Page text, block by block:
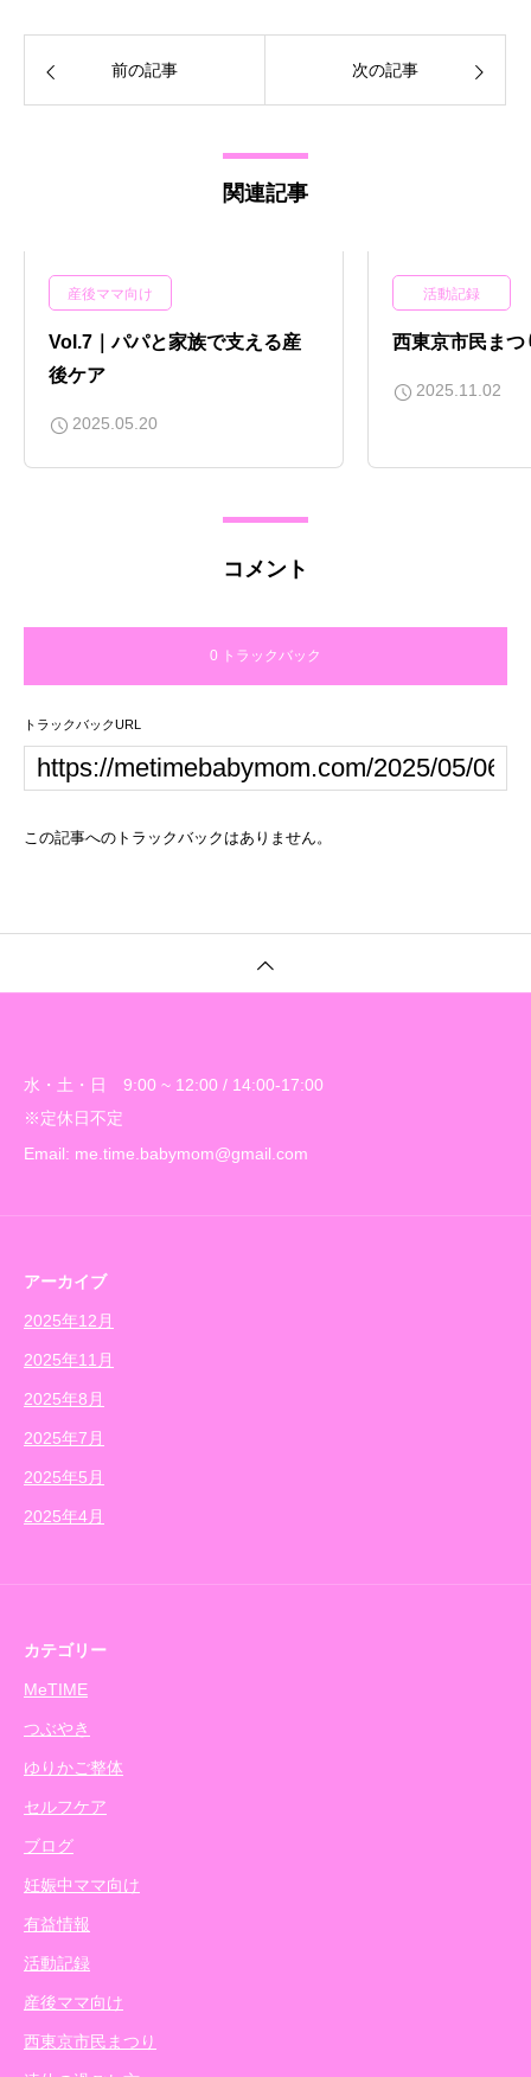
前の記事 次の記事
関連記事
産後ママ向け
Vol.7｜パパと家族で支える産
後ケア
2025.05.20
活動記録
西東京市民ま
2025.11.02
コメント
0 トラックバック
トラックバックURL
この記事へのトラックバックはありません。
水・土・日 9:00 ~ 12:00 / 14:00-17:00
※定休日不定
Email: me.time.babymom@gmail.com
アーカイブ
2025年12月
2025年11月
2025年8月
2025年7月
2025年5月
2025年4月
カテゴリー
MeTIME
つぶやき
ゆりかご整体
セルフケア
ブログ
妊娠中ママ向け
有益情報
活動記録
産後ママ向け
西東京市民まつり